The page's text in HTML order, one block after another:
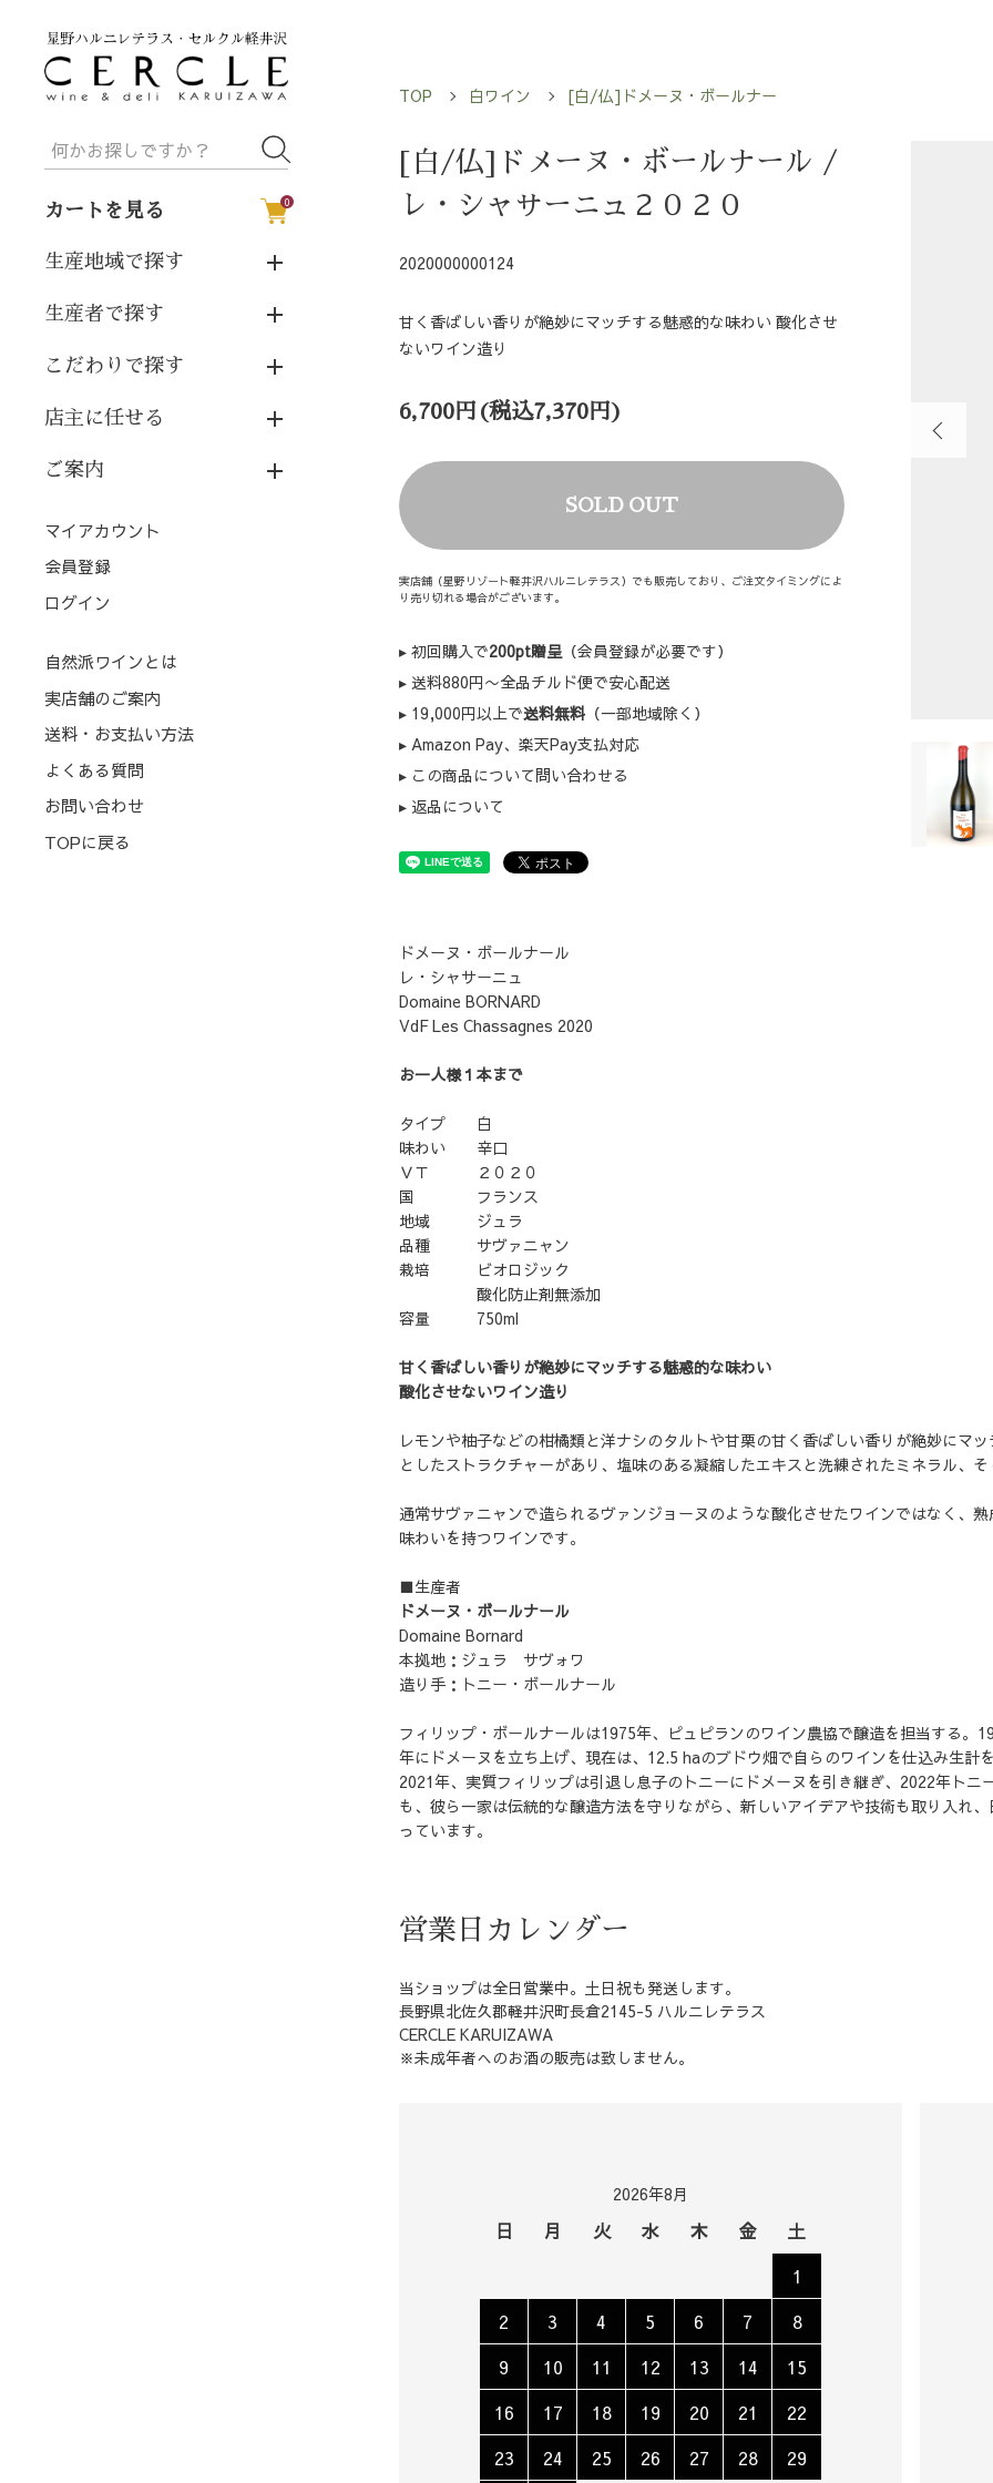
カートを見る 0
生産地域で探す
生産者で探す
こだわりで探す
店主に任せる
ご案内
マイアカウント
会員登録
ログイン
自然派ワインとは
実店舗のご案内
送料・お支払い方法
よくある質問
お問い合わせ
TOPに戻る
TOP 白ワイン [白/仏]ドメーヌ・ボールナー
[白/仏]ドメーヌ・ボールナール /
レ・シャサーニュ２０２０
2020000000124
甘く香ばしい香りが絶妙にマッチする魅惑的な味わい 酸化させ
ないワイン造り
6,700円(税込7,370円)
SOLD OUT
実店舗（星野リゾート軽井沢ハルニレテラス）でも販売しており、ご注文タイミングによ
り売り切れる場合がございます。
▸ 初回購入で200pt贈呈 （会員登録が必要です）
▸ 送料880円〜全品チルド便で安心配送
▸ 19,000円以上で送料無料 （一部地域除く）
▸ Amazon Pay、楽天Pay支払対応
▸ この商品について問い合わせる
▸ 返品について
ドメーヌ・ボールナール
レ・シャサーニュ
Domaine BORNARD
VdF Les Chassagnes 2020
お一人様１本まで
タイプ 白
味わい 辛口
ＶＴ ２０２０
国 フランス
地域 ジュラ
品種 サヴァニャン
栽培 ビオロジック
酸化防止剤無添加
容量 750ml
甘く香ばしい香りが絶妙にマッチする魅惑的な味わい
酸化させないワイン造り
レモンや柚子などの柑橘類と洋ナシのタルトや甘栗の甘く香ばしい香りが絶妙にマ
としたストラクチャーがあり、塩味のある凝縮したエキスと洗練されたミネラル、
通常サヴァニャンで造られるヴァンジョーヌのような酸化させたワインではなく、
味わいを持つワインです。
■生産者
ドメーヌ・ボールナール
Domaine Bornard
本拠地：ジュラ サヴォワ
造り手：トニー・ボールナール
フィリップ・ボールナールは1975年、ピュピランのワイン農協で醸造を担当する
年にドメーヌを立ち上げ、現在は、12.5 haのブドウ畑で自らのワインを仕込み生計
2021年、実質フィリップは引退し息子のトニーにドメーヌを引き継ぎ、2022年ト
も、彼ら一家は伝統的な醸造方法を守りながら、新しいアイデアや技術も取り入れ
っています。
営業日カレンダー
当ショップは全日営業中。土日祝も発送します。
長野県北佐久郡軽井沢町長倉2145-5 ハルニレテラス
CERCLE KARUIZAWA
※未成年者へのお酒の販売は致しません。
2026年8月
日 月 火 水 木 金
土
1
2
3 4 5 6 7
8
9
10 11 12 13 14
15
16
17 18 19 20 21
22
23
24 25 26 27 28 29